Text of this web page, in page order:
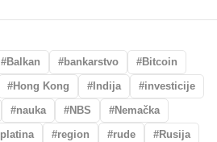
Balkan bankarstvo
Bitcoin
Hong Kong Indija
investicije
nauka NBS
Nemačka
platina region rude
Rusija